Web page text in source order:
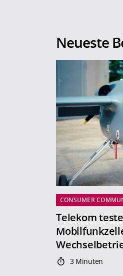
Neueste
CONSUMER
Telekom
3 Minuten